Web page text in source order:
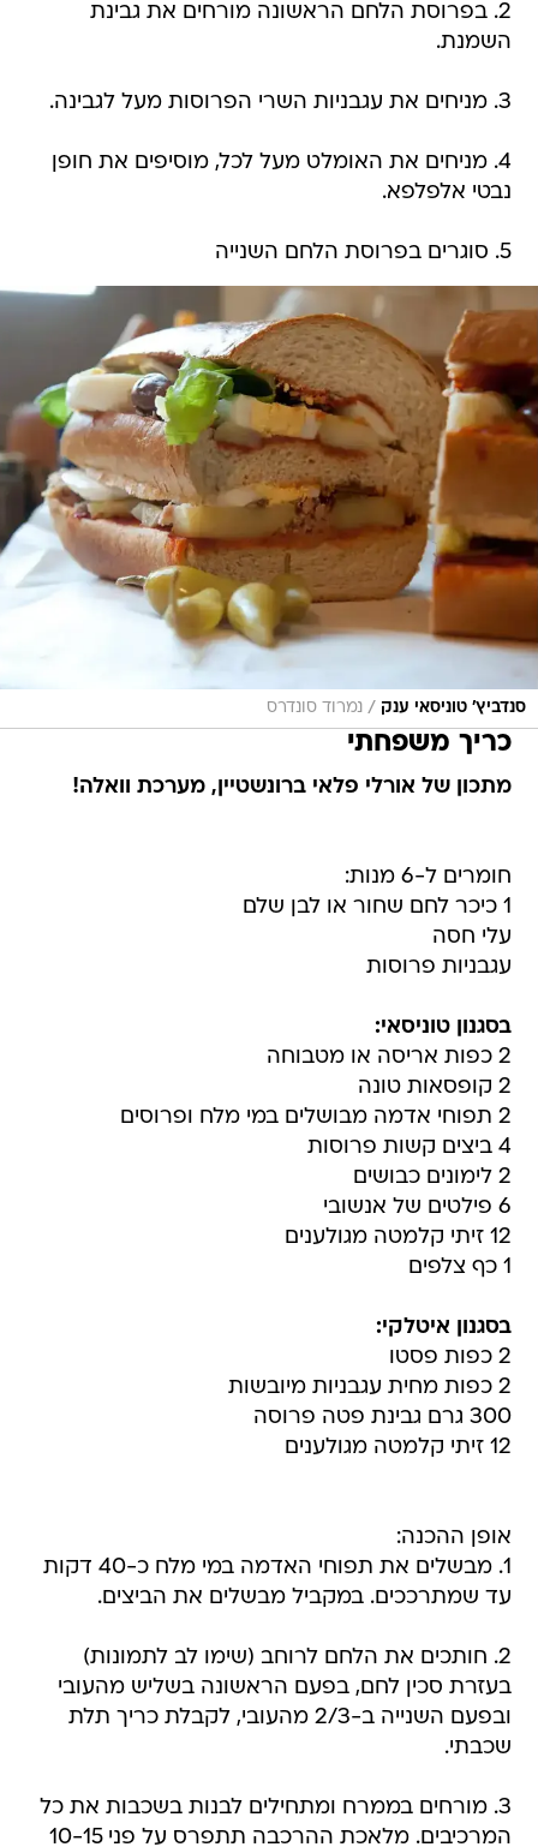
2. בפרוסת הלחם הראשונה מורחים את גבינת
השמנת.
3. מניחים את עגבניות השרי הפרוסות מעל לגבינה.
4. מניחים את האומלט מעל לכל, מוסיפים את חופן
נבטי אלפלפא.
5. סוגרים בפרוסת הלחם השנייה
סנדביץ' טוניסאי ענק / נמרוד סונדרס
כריך משפחתי
מתכון של אורלי פלאי ברונשטיין, מערכת וואלה!
חומרים ל-6 מנות:
1 כיכר לחם שחור או לבן שלם
עלי חסה
עגבניות פרוסות
בסגנון טוניסאי:
2 כפות אריסה או מטבוחה
2 קופסאות טונה
2 תפוחי אדמה מבושלים במי מלח ופרוסים
4 ביצים קשות פרוסות
2 לימונים כבושים
6 פילטים של אנשובי
12 זיתי קלמטה מגולענים
1 כף צלפים
בסגנון איטלקי:
2 כפות פסטו
2 כפות מחית עגבניות מיובשות
300 גרם גבינת פטה פרוסה
12 זיתי קלמטה מגולענים
אופן ההכנה:
1. מבשלים את תפוחי האדמה במי מלח כ-40 דקות
עד שמתרככים. במקביל מבשלים את הביצים.
2. חותכים את הלחם לרוחב (שימו לב לתמונות)
בעזרת סכין לחם, בפעם הראשונה בשליש מהעובי
ובפעם השנייה ב-2/3 מהעובי, לקבלת כריך תלת
שכבתי.
3. מורחים בממרח ומתחילים לבנות בשכבות את כל
המרכיבים. מלאכת ההרכבה תתפרס על פני 10-15